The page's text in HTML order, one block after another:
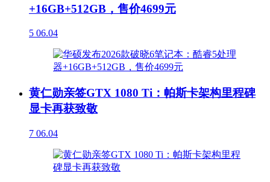
+16GB+512GB，售价4699元
5 06.04
黄仁勋亲签GTX 1080 Ti：帕斯卡架构里程碑
显卡再获致敬
7 06.04